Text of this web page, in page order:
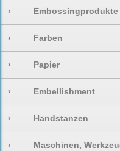
› Embossingprodukte
› Farben
› Papier
› Embellishment
› Handstanzen
› Maschinen,